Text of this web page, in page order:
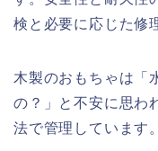
検と必要に応じた修
木製のおもちゃは「
の？」と不安に思わ
法で管理しています。